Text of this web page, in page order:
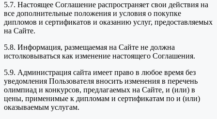
5.7. Настоящее Соглашение распространяет свои действия на
все дополнительные положения и условия о покупке
дипломов и сертификатов и оказанию услуг, предоставляемых
на Сайте.
5.8. Информация, размещаемая на Сайте не должна
истолковываться как изменение настоящего Соглашения.
5.9. Администрация сайта имеет право в любое время без
уведомления Пользователя вносить изменения в перечень
олимпиад и конкурсов, предлагаемых на Сайте, и (или) в
цены, применимые к дипломам и сертификатам по и (или)
оказываемым услугам.